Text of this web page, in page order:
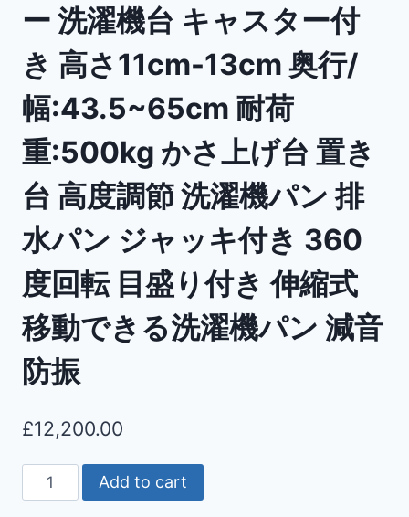
ー 洗濯機台 キャスター付
き 高さ11cm-13cm 奥行/
幅:43.5~65cm 耐荷
重:500kg かさ上げ台 置き
台 高度調節 洗濯機パン 排
水パン ジャッキ付き 360
度回転 目盛り付き 伸縮式
移動できる洗濯機パン 減音
防振
£12,200.00
Add to cart